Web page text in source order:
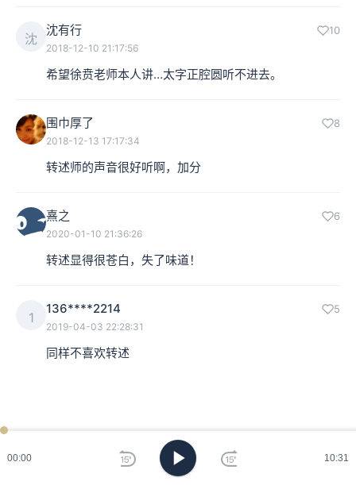
00:00 10:31
沈
沈有行 10
2018-12-10 21:17:56
希望徐贲老师本人讲…太字正腔圆听不进去。
围巾厚了 8
2018-12-13 17:17:34
转述师的声音很好听啊，加分
熹之 6
2020-01-10 21:36:26
转述显得很苍白，失了味道！
1
136****2214 5
2019-04-03 22:28:31
同样不喜欢转述